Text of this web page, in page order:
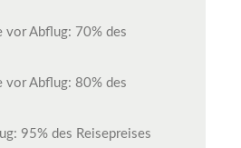
vor Abflug: 70% des
vor Abflug: 80% des
95% des Reisepreises